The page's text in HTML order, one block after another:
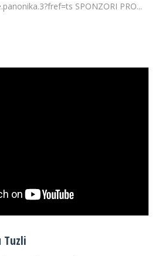
SPONZORI PRO...
Tuzli